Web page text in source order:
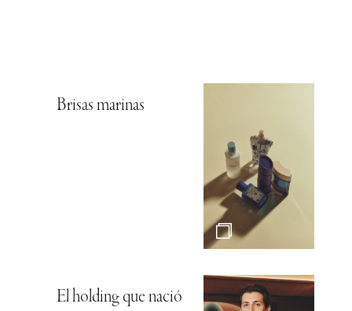
Brisas marinas
El holding que nació